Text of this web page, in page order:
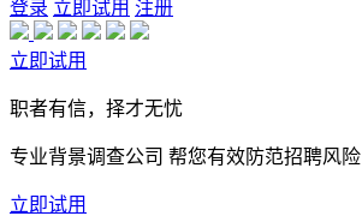
登录 立即试用 注册
立即试用
职者有信，择才无忧
专业背景调查公司 帮您有效防范招聘风险
立即试用